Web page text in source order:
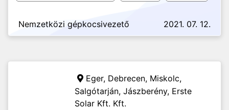
Nemzetközi gépkocsivezető 2021. 07. 12.
Eger, Debrecen, Miskolc,
Salgótarján, Jászberény, Erste
Solar Kft. Kft.